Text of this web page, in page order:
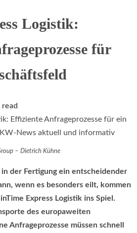
Logistik:
für
read
– Dietrich Kühne
der Fertigung ein entscheidender
wenn es besonders eilt, kommen
Express Logistik ins Spiel.
des europaweiten
Anfrageprozesse müssen schnell